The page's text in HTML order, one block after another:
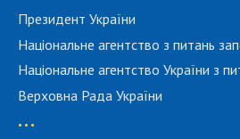
Президент України
Національне агентство з питань
Національне агентство України з
Верховна Рада України
...